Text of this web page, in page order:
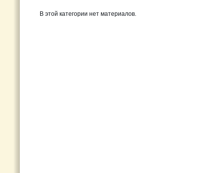
В этой категории нет материалов.